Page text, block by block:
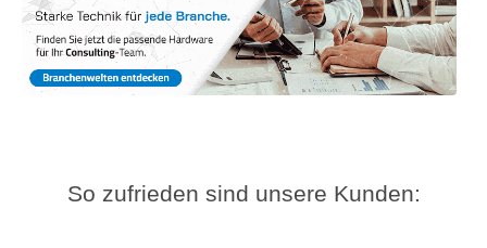
So zufrieden sind unsere Kunden: